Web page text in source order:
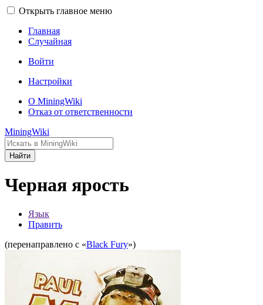
Открыть главное меню
Главная
Случайная
Войти
Настройки
О MiningWiki
Отказ от ответственности
MiningWiki
Найти
Черная ярость
Язык
Править
(перенаправлено с «Black Fury»)